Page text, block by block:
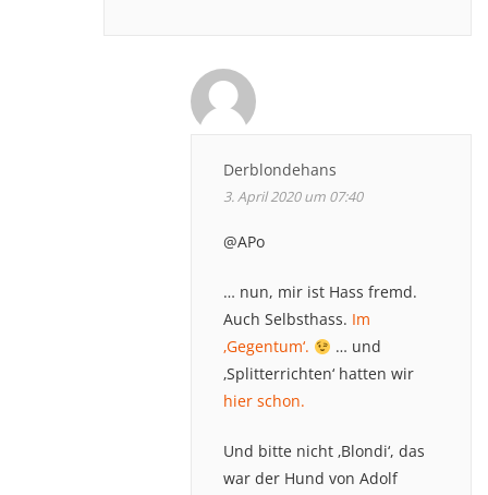
Derblondehans
3. April 2020 um 07:40
@APo
… nun, mir ist Hass fremd.
Auch Selbsthass. Im
‚Gegentum‘.
… und
‚Splitterrichten‘ hatten wir
hier schon.
Und bitte nicht ‚Blondi‘, das
war der Hund von Adolf